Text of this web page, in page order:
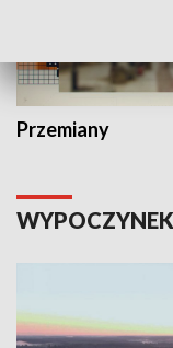
Przemiany